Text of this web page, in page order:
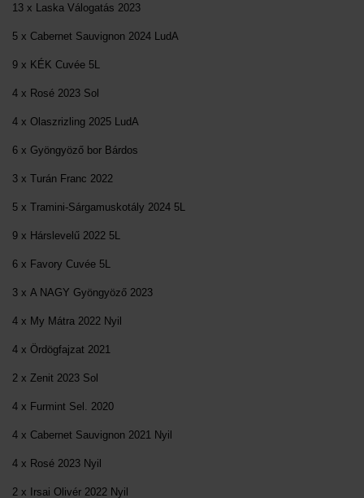
13 x Laska Válogatás 2023
5 x Cabernet Sauvignon 2024 LudA
9 x KÉK Cuvée 5L
4 x Rosé 2023 Sol
4 x Olaszrizling 2025 LudA
6 x Gyöngyöző bor Bárdos
3 x Turán Franc 2022
5 x Tramini-Sárgamuskotály 2024 5L
9 x Hárslevelű 2022 5L
6 x Favory Cuvée 5L
3 x A NAGY Gyöngyöző 2023
4 x My Mátra 2022 Nyil
4 x Ördögfajzat 2021
2 x Zenit 2023 Sol
4 x Furmint Sel. 2020
4 x Cabernet Sauvignon 2021 Nyil
4 x Rosé 2023 Nyil
2 x Irsai Olivér 2022 Nyil